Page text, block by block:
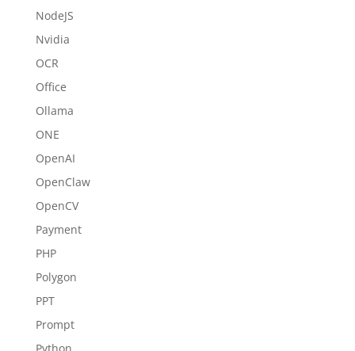
NodeJS
Nvidia
OCR
Office
Ollama
ONE
OpenAI
OpenClaw
OpenCV
Payment
PHP
Polygon
PPT
Prompt
Python